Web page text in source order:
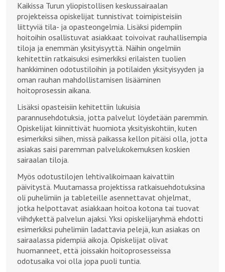
Kaikissa Turun yliopistollisen keskussairaalan
projekteissa opiskelijat tunnistivat toimipisteisiin
liittyviä tila- ja opasteongelmia. Lisäksi pidempiin
hoitoihin osallistuvat asiakkaat toivoivat rauhallisempia
tiloja ja enemmän yksityisyyttä. Näihin ongelmiin
kehitettiin ratkaisuksi esimerkiksi erilaisten tuolien
hankkiminen odotustiloihin ja potilaiden yksityisyyden ja
oman rauhan mahdollistamisen lisääminen
hoitoprosessin aikana.
Lisäksi opasteisiin kehitettiin lukuisia
parannusehdotuksia, jotta palvelut löydetään paremmin.
Opiskelijat kiinnittivät huomiota yksityiskohtiin, kuten
esimerkiksi siihen, missä paikassa kellon pitäisi olla, jotta
asiakas saisi paremman palvelukokemuksen koskien
sairaalan tiloja.
Myös odotustilojen lehtivalikoimaan kaivattiin
päivitystä. Muutamassa projektissa ratkaisuehdotuksina
oli puhelimiin ja tableteille asennettavat ohjelmat,
jotka helpottavat asiakkaan hoitoa kotona tai tuovat
viihdykettä palvelun ajaksi. Yksi opiskelijaryhmä ehdotti
esimerkiksi puhelimiin ladattavia pelejä, kun asiakas on
sairaalassa pidempiä aikoja. Opiskelijat olivat
huomanneet, että joissakin hoitoprosesseissa
odotusaika voi olla jopa puoli tuntia.